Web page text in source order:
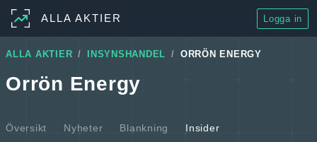
ALLA AKTIER Logga in
ALLA AKTIER INSYNSHANDEL ORRÖN ENERGY
Orrön Energy
Översikt Nyheter Blankning Insider